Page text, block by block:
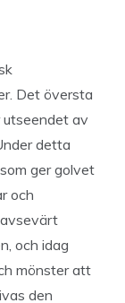
Det översta
av
detta
ger golvet
och
och idag
mönster att
den